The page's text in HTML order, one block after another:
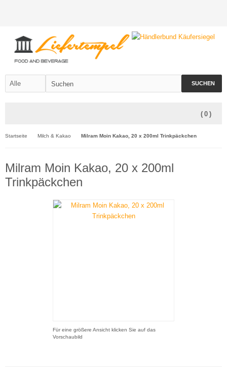
SUCHEN
( 0 )
Startseite Milch & Kakao Milram Moin Kakao, 20 x 200ml Trinkpäckchen
Milram Moin Kakao, 20 x 200ml
Trinkpäckchen
Für eine größere Ansicht klicken Sie auf das
Vorschaubild